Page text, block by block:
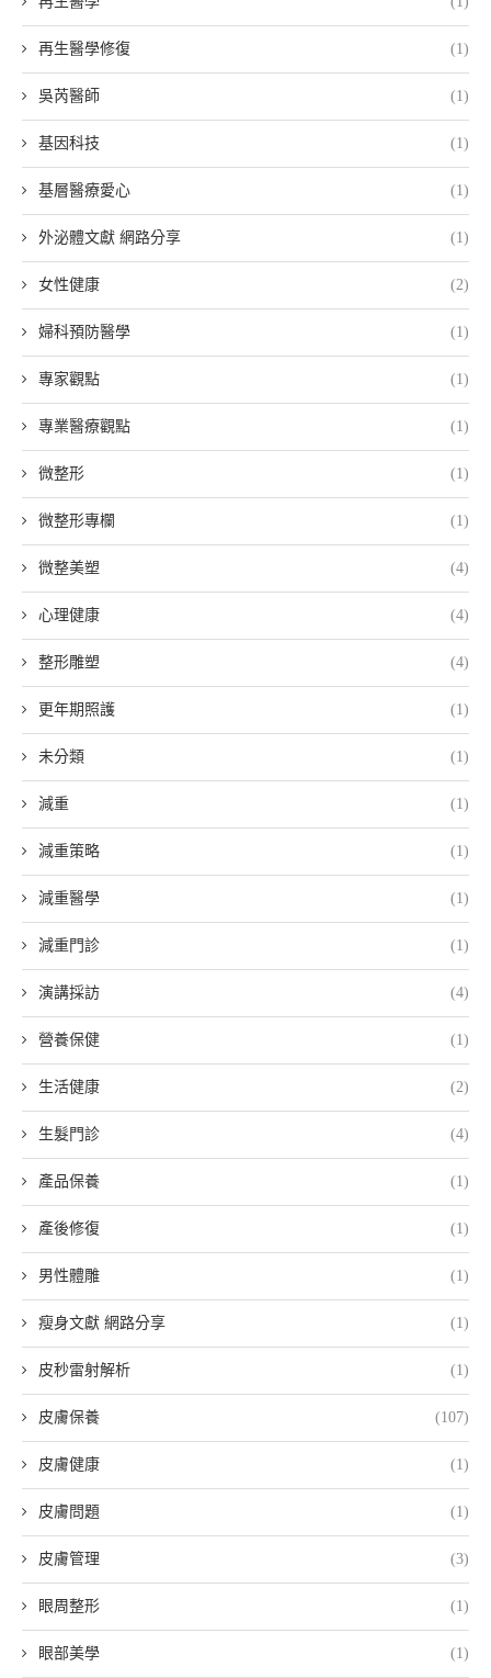
再生醫學修復 (1)
吳芮醫師 (1)
基因科技 (1)
基層醫療愛心 (1)
外泌體文獻 網路分享 (1)
女性健康 (2)
婦科預防醫學 (1)
專家觀點 (1)
專業醫療觀點 (1)
微整形 (1)
微整形專欄 (1)
微整美塑 (4)
心理健康 (4)
整形雕塑 (4)
更年期照護 (1)
未分類 (1)
減重 (1)
減重策略 (1)
減重醫學 (1)
減重門診 (1)
演講採訪 (4)
營養保健 (1)
生活健康 (2)
生髮門診 (4)
產品保養 (1)
產後修復 (1)
男性體雕 (1)
瘦身文獻 網路分享 (1)
皮秒雷射解析 (1)
皮膚保養 (107)
皮膚健康 (1)
皮膚問題 (1)
皮膚管理 (3)
眼周整形 (1)
眼部美學 (1)